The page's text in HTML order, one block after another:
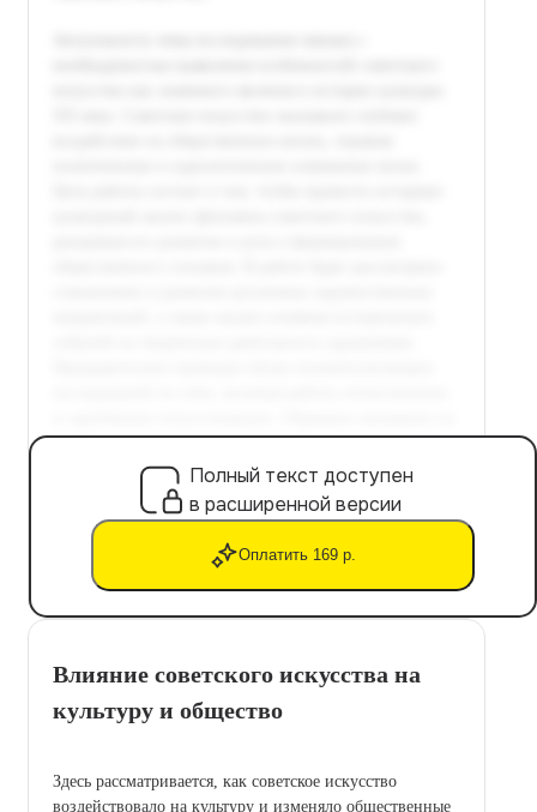
Полный текст доступен
в расширенной версии
Оплатить 169 р.
Влияние советского искусства на
культуру и общество
Здесь рассматривается, как советское искусство
воздействовало на культуру и изменяло общественные